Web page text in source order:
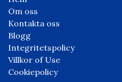
Om oss
Kontakta oss
Blogg
Integritetspolicy
Villkor of Use
Cookiepolicy